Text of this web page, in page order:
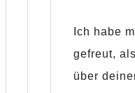
Ich habe
gefreut,
über